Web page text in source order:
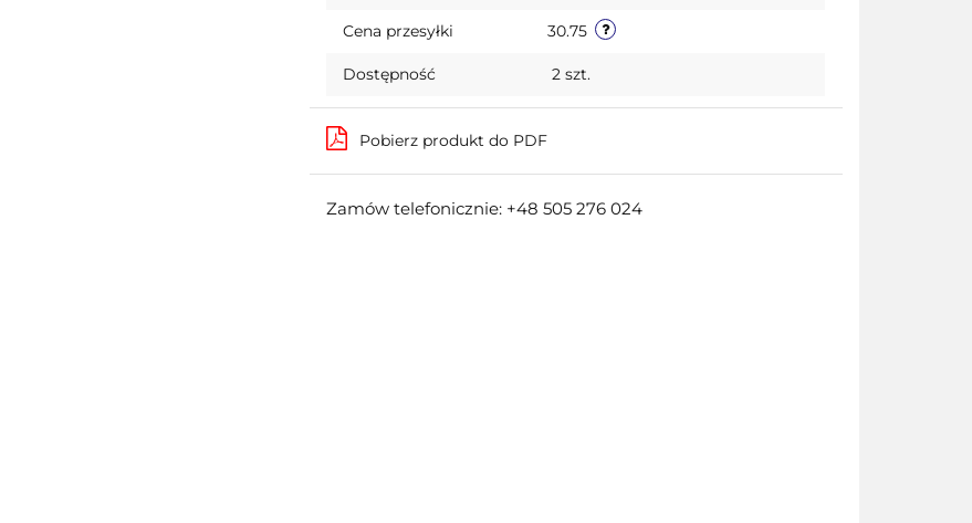
Cena przesyłki 30.75
Dostępność 2 szt.
Pobierz produkt do PDF
Zamów telefonicznie: +48 505 276 024